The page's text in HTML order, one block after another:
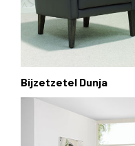
Bijzetzetel Dunja